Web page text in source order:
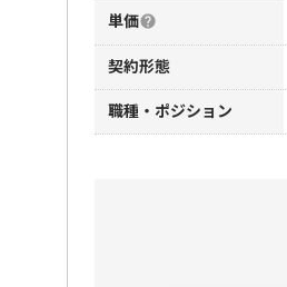
単価
契約形態
職種・ポジション